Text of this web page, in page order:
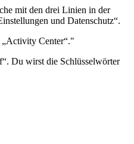
mit den drei Linien in der
und Datenschutz“.
„Activity Center“."
Du wirst die Schlüsselwörter